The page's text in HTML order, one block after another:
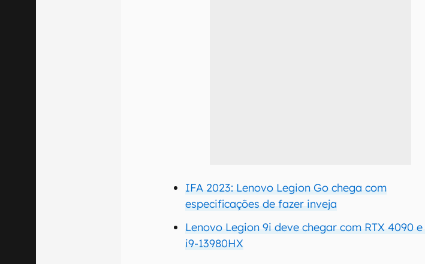
IFA 2023: Lenovo Legion Go chega com
especificações de fazer inveja
Lenovo Legion 9i deve chegar com RTX 4090
i9-13980HX